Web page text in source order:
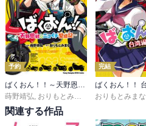
予約
ばくおん！！～天野恩紗のニコイチ繁盛記～
蒔野靖弘, おりもとみまな
完結
おりもとみまな
関連する作品